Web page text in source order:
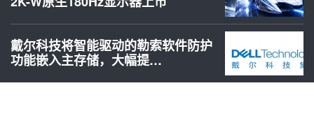
戴尔科技将智能驱动的勒索软件防护
功能嵌入主存储，大幅提…